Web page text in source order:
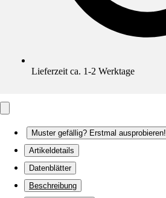
Lieferzeit ca. 1-2 Werktage
Muster gefällig? Erstmal ausprobieren!
Artikeldetails
Datenblätter
Beschreibung